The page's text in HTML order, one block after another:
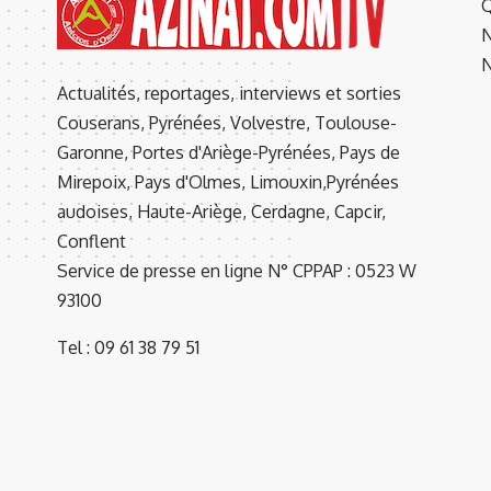
Actualités, reportages, interviews et sorties
Couserans, Pyrénées, Volvestre, Toulouse-
Garonne, Portes d'Ariège-Pyrénées, Pays de
Mirepoix, Pays d'Olmes, Limouxin,Pyrénées
audoises, Haute-Ariège, Cerdagne, Capcir,
Conflent
Service de presse en ligne N° CPPAP : 0523 W
93100
Tel : 09 61 38 79 51